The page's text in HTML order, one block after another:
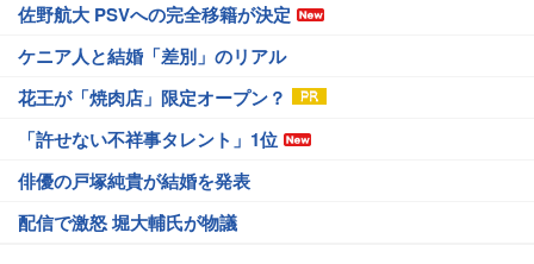
佐野航大 PSVへの完全移籍が決定
ケニア人と結婚「差別」のリアル
花王が「焼肉店」限定オープン？
「許せない不祥事タレント」1位
俳優の戸塚純貴が結婚を発表
配信で激怒 堀大輔氏が物議